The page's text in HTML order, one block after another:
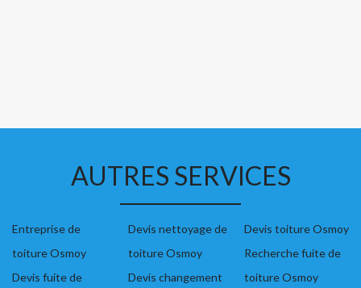
AUTRES SERVICES
Entreprise de
toiture Osmoy
Devis fuite de
Devis nettoyage de
toiture Osmoy
Devis changement
Devis toiture Osmoy
Recherche fuite de
toiture Osmoy